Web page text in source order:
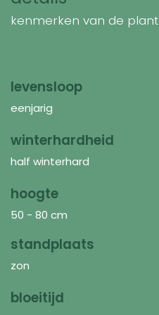
kenmerken van de plant
levensloop
eenjarig
winterhardheid
half winterhard
hoogte
50 - 80 cm
standplaats
zon
bloeitijd